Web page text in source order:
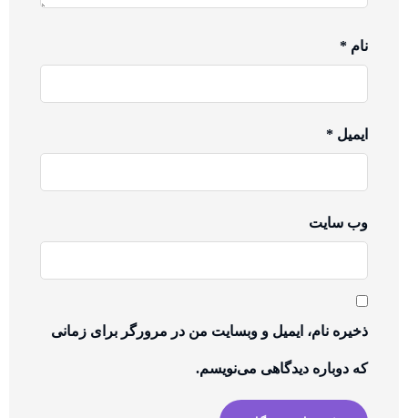
نام*
ایمیل*
وب‌ سایت
ذخیره نام، ایمیل و وبسایت من در مرورگر برای زمانی
که دوباره دیدگاهی می‌نویسم.